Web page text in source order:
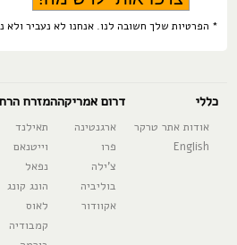
* הפרטיות שלך חשובה לנו. אנחנו לא נעביר ולא
כללי
אודות אתר טרקר
English
דרום אמריקה
ארגנטינה
פרו
צ'ילה
בוליביה
אקוודור
המזרח
תאילנד
וייטנאם
נפאל
הונג קונג
לאוס
קמבודיה